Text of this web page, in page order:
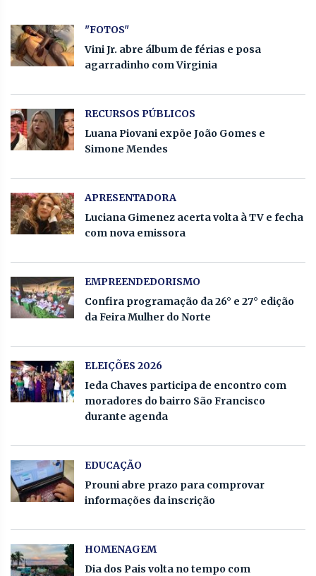
"FOTOS"
Vini Jr. abre álbum de férias e posa
agarradinho com Virginia
RECURSOS PÚBLICOS
Luana Piovani expõe João Gomes e
Simone Mendes
APRESENTADORA
Luciana Gimenez acerta volta à TV e fecha
com nova emissora
EMPREENDEDORISMO
Confira programação da 26° e 27° edição
da Feira Mulher do Norte
ELEIÇÕES 2026
Ieda Chaves participa de encontro com
moradores do bairro São Francisco
durante agenda
EDUCAÇÃO
Prouni abre prazo para comprovar
informações da inscrição
HOMENAGEM
Dia dos Pais volta no tempo com